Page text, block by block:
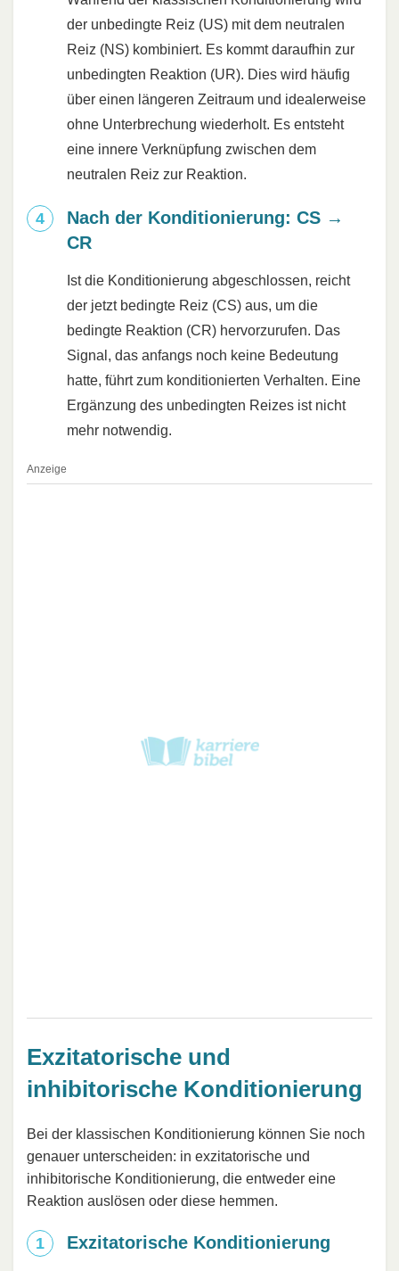
der unbedingte Reiz (US) mit dem neutralen
Reiz (NS) kombiniert. Es kommt daraufhin zur
unbedingten Reaktion (UR). Dies wird häufig
über einen längeren Zeitraum und idealerweise
ohne Unterbrechung wiederholt. Es entsteht
eine innere Verknüpfung zwischen dem
neutralen Reiz zur Reaktion.
Nach der Konditionierung: CS →
CR
Ist die Konditionierung abgeschlossen, reicht
der jetzt bedingte Reiz (CS) aus, um die
bedingte Reaktion (CR) hervorzurufen. Das
Signal, das anfangs noch keine Bedeutung
hatte, führt zum konditionierten Verhalten. Eine
Ergänzung des unbedingten Reizes ist nicht
mehr notwendig.
Anzeige
Exzitatorische und
inhibitorische Konditionierung
Bei der klassischen Konditionierung können Sie noch
genauer unterscheiden: in exzitatorische und
inhibitorische Konditionierung, die entweder eine
Reaktion auslösen oder diese hemmen.
Exzitatorische Konditionierung